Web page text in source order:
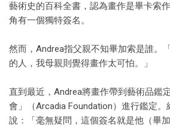
藝術史的百科全書，認為畫作是畢卡索
角有一個獨特簽名。
然而，Andrea指父親不知畢加索是誰。
的人，我母親則覺得畫作太可怕。」
直到最近，Andrea將畫作帶到藝術品鑑
會」（Arcadia Foundation）進行鑑定
說：「毫無疑問，這個簽名就是他（畢加